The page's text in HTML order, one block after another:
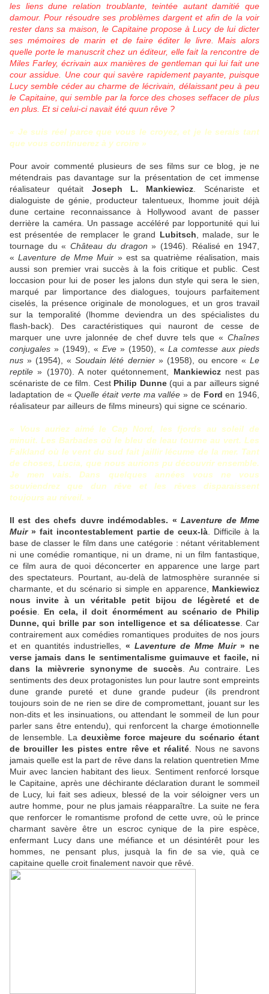
les liens dune relation troublante, teintée autant damitié que
damour. Pour résoudre ses problèmes dargent et afin de la voir
rester dans sa maison, le Capitaine propose à Lucy de lui dicter
ses mémoires de marin et de faire éditer le livre. Mais alors
quelle porte le manuscrit chez un éditeur, elle fait la rencontre de
Miles Farley, écrivain aux manières de gentleman qui lui fait une
cour assidue. Une cour qui savère rapidement payante, puisque
Lucy semble céder au charme de lécrivain, délaissant peu à peu
le Capitaine, qui semble par la force des choses seffacer de plus
en plus. Et si celui-ci navait été quun rêve ?
« Je suis réel parce que vous le croyez, et je le serais tant
que vous continuerez à y croire »
Pour avoir commenté plusieurs de ses films sur ce blog, je ne
métendrais pas davantage sur la présentation de cet immense
réalisateur quétait Joseph L. Mankiewicz . Scénariste et
dialoguiste de génie, producteur talentueux, lhomme jouit déjà
dune certaine reconnaissance à Hollywood avant de passer
derrière la caméra. Un passage accéléré par lopportunité qui lui
est présentée de remplacer le grand Lubitsch , malade, sur le
tournage du «Château du dragon» (1946). Réalisé en 1947,
«Laventure de Mme Muir » est sa quatrième réalisation, mais
aussi son premier vrai succès à la fois critique et public. Cest
loccasion pour lui de poser les jalons dun style qui sera le sien,
marqué par limportance des dialogues, toujours parfaitement
ciselés, la présence originale de monologues, et un gros travail
sur la temporalité (lhomme deviendra un des spécialistes du
flash-back). Des caractéristiques qui nauront de cesse de
marquer une uvre jalonnée de chef duvre tels que « Chaînes
conjugales » (1949), « Eve » (1950), « La comtesse aux pieds
nus » (1954), «Soudain lété dernier» (1958), ou encore «Le
reptile » (1970). A noter quétonnement, Mankiewicznest pas
scénariste de ce film. Cest Philip Dunne(qui a par ailleurs signé
ladaptation de «Quelle était verte ma vallée » de Ford en 1946,
réalisateur par ailleurs de films mineurs) qui signe ce scénario.
« Vous auriez aimé le Cap Nord, les fjords au soleil de
minuit. Les Barbades où le bleu de leau tourne au vert. Les
Falkland où le vent du sud fait jaillir lécume de la mer. Tant
de choses, Lucia, que nous aurions pu découvrir ensemble.
Je men vais. Dans quelques années vous ne vous
souviendrez que dun rêve et les rêves disparaissent
toujours au réveil. »
Il est des chefs duvre indémodables. «Laventure de Mme
Muir» fait incontestablement partie de ceux-là . Difficile à la
base de classer le film dans une catégorie : nétant véritablement
ni une comédie romantique, ni un drame, ni un film fantastique,
ce film aura de quoi déconcerter en apparence une large part
des spectateurs. Pourtant, au-delà de latmosphère surannée si
charmante, et du scénario si simple en apparence, Mankiewicz
nous invite à un véritable petit bijou de légèreté et de
poésie
En cela, il doit énormément au scénario de Philip
Dunne, qui brille par son intelligence et sa délicatesse. Car
contrairement aux comédies romantiques produites de nos jours
et en quantités industrielles, « Laventure de Mme Muir» ne
verse jamais dans le sentimentalisme guimauve et facile, ni
dans la mièvrerie synonyme de succès . Au contraire. Les
sentiments des deux protagonistes lun pour lautre sont empreints
dune grande pureté et dune grande pudeur (ils prendront
toujours soin de ne rien se dire de compromettant, jouant sur les
non-dits et les insinuations, ou attendant le sommeil de lun pour
parler sans être entendu), qui renforcent la charge émotionnelle
de lensemble. La deuxième force majeure du scénario étant
de brouiller les pistes entre rêve et réalité . Nous ne savons
jamais quelle est la part de rêve dans la relation quentretien Mme
Muir avec lancien habitant des lieux. Sentiment renforcé lorsque
le Capitaine, après une déchirante déclaration durant le sommeil
de Lucy, lui fait ses adieux, blessé de la voir séloigner vers un
autre homme, pour ne plus jamais réapparaître. La suite ne fera
que renforcer le romantisme profond de cette uvre, où le prince
charmant savère être un escroc cynique de la pire espèce,
enfermant Lucy dans une méfiance et un désintérêt pour les
hommes, ne pensant plus, jusquà la fin de sa vie, quà ce
capitaine quelle croit finalement navoir que rêvé.